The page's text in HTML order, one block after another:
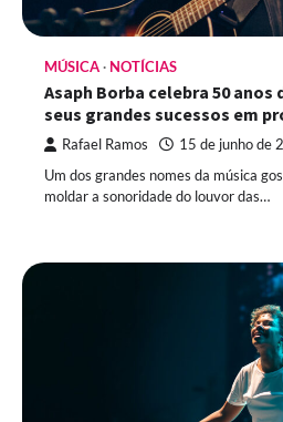
MÚSICA NOTÍCIAS
Asaph Borba celebra 50 anos
seus grandes sucessos em
Rafael Ramos 15 de junho de
Um dos grandes nomes da música
moldar a sonoridade do louvor das…